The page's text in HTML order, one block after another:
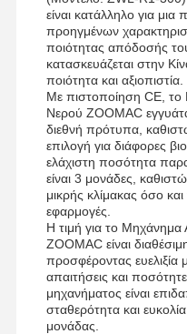
είναι κατάλληλο για
προηγμένων
ποιότητας απόδοσής
κατασκευάζεται στην
ποιότητα και αξιοπιστία.
Με πιστοποίηση CE, το
Νερού ZOOMAC
διεθνή πρότυπα,
επιλογή για διάφορες
ελάχιστη ποσότητα
είναι 3 μονάδες,
μικρής κλίμακας όσο
εφαρμογές.
Η τιμή για το Μηχάνημα
ZOOMAC είναι
προσφέροντας ευελιξία
απαιτήσεις και
μηχανήματος είναι
σταθερότητα και
μονάδας.